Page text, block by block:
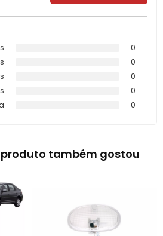
0
0
0
0
0
produto também gostou